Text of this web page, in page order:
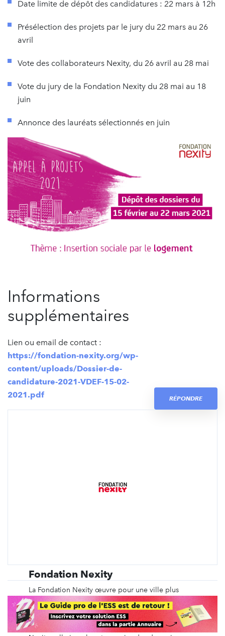
Date limite de dépôt des candidatures : 22 mars à 12h
Présélection des projets par le jury du 22 mars au 26
avril
Vote des collaborateurs Nexity, du 26 avril au 28 mai
Vote du jury de la Fondation Nexity du 28 mai au 18
juin
Annonce des lauréats sélectionnés en juin
Informations
supplémentaires
Lien ou email de contact :
https://fondation-nexity.org/wp-
content/uploads/Dossier-de-
candidature-2021-VDEF-15-02-
2021.pdf
RÉPONDRE
Fondation Nexity
La Fondation Nexity œuvre pour une ville plus
inclusive où chaque personne fragilisée (re)trouvera
sa place, des perspectives d’avenir, la capacité
d’agir et le moyen de s’accomplir. La Fondation
Nexity amplifie les actions de mécénat du groupe